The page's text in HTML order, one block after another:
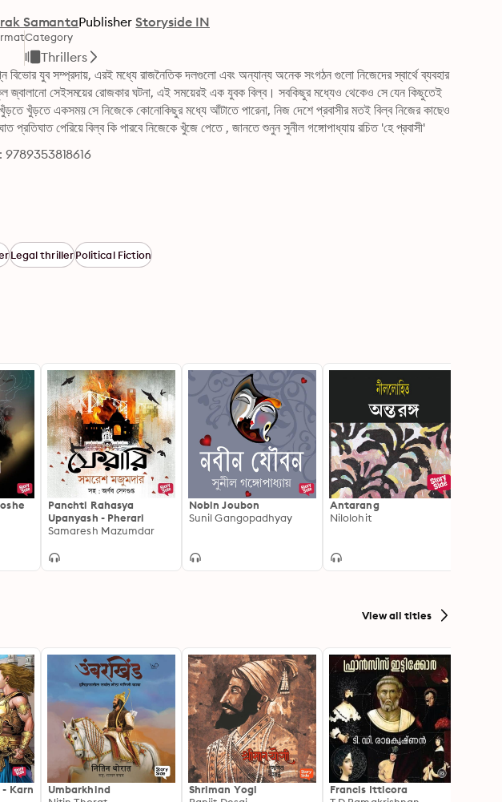
SamantaPublisher Storyside IN
Category
Thrillers
যুব সম্প্রদায়, এরই মধ্যে রাজনৈতিক দলগুলো এবং অন্যান্য অনেক সংগঠন গুলো নিজেদের স্বার্থে ব্যবহার
জ্বালানো সেইসময়ের রোজকার ঘটনা, এই সময়েরই এক যুবক বিল্ব। সবকিছুর মধ্যেও থেকেও সে যেন কিছুতেই
খুঁড়তে একসময় সে নিজেকে কোনোকিছুর মধ্যে আঁটাতে পারেনা, নিজ দেশে প্রবাসীর মতই বিল্ব নিজের কাছেও
প্রতিঘাত পেরিয়ে বিল্ব কি পারবে নিজেকে খুঁজে পেতে , জানতে শুনুন সুনীল গঙ্গোপাধ্যায় রচিত 'হে প্রবাসী'
Legal thrillerPolitical Fiction
Panchti Rahasya
Upanyash - Pherari
Samaresh Mazumdar
Nobin Joubon
Sunil Gangopadhyay
Antarang
Nilolohit
View all titles
- Karn
Umbarkhind
Shriman Yogi
Francis Itticora